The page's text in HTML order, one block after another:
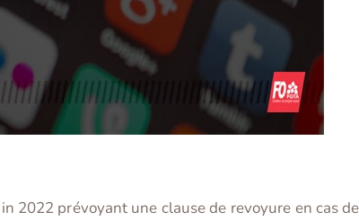
2022 prévoyant une clause de revoyure en cas